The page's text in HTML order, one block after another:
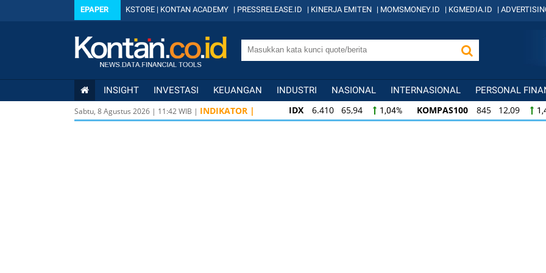
EPAPER KSTORE | KONTAN ACADEMY | PRESSRELEASE.ID | KINERJA EMITEN | MOMSMONEY.ID | KGMEDIA.ID |
INSIGHT INVESTASI KEUANGAN INDUSTRI NASIONAL INTERNASIONAL PERSONAL
Sabtu, 8 Agustus 2026 | 11:42WIB | INDIKATOR | IDX 6.410 65,94 1,04% KOMPAS100 845 12,09
KOMPAS100
845 12,09 1,45% LQ45 640 9,44